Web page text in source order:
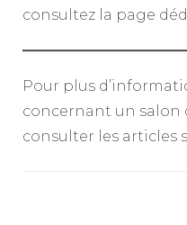
consultez la page
Pour plus
concernant un salon
consulter les articles